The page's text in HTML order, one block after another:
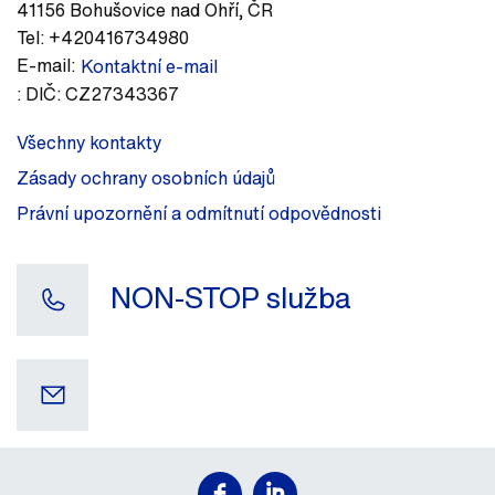
41156 Bohušovice nad Ohří,ČR
Tel: +420416734980
E-mail: Kontaktní e-mail
: DIČ: CZ27343367
Všechny kontakty
Zásady ochrany osobních údajů
Právní upozornění a odmítnutí odpovědnosti
NON-STOP služba
Váš e-mail